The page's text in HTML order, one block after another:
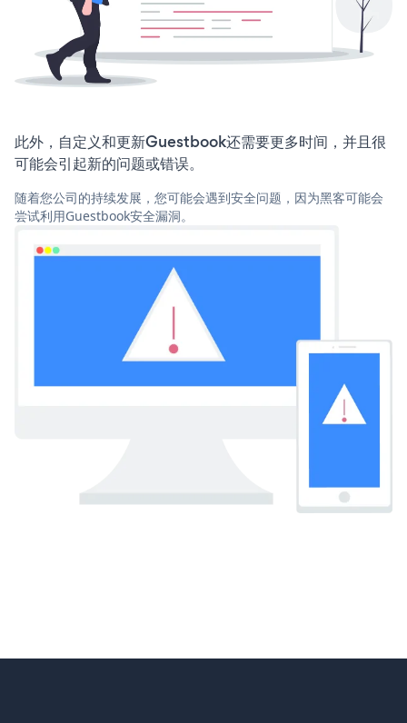
此外，自定义和更新Guestbook还需要更多时间，并且很
可能会引起新的问题或错误。
随着您公司的持续发展，您可能会遇到安全问题，因为黑客可能会
尝试利用Guestbook安全漏洞。